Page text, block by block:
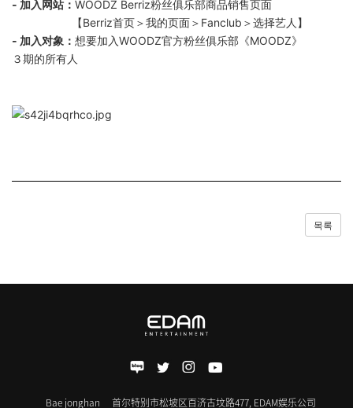
- 加入网站： WOODZ Berriz粉丝俱乐部商品销售页面
【Berriz首页＞我的页面＞Fanclub＞选择艺人】
- 加入对象： 想要加入WOODZ官方粉丝俱乐部《MOODZ》
３期的所有人
목록
Bae jonghan 首尔特别市松坡区百济古坟路477, EDAM娱乐公司